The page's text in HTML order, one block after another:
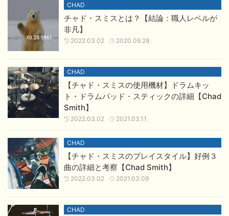
CHAD
チャド・スミスとは？【結論：職人レベルが
非凡】
2020.09.28
2022.03.02
CHAD
【チャド・スミスの使用機材】ドラムキッ
ト・ドラムパッド・スティックの詳細【Chad
Smith】
2021.03.11
2022.03.02
CHAD
【チャド・スミスのプレイスタイル】好例３
曲の詳細と考察【Chad Smith】
2021.03.09
2022.03.02
CHAD